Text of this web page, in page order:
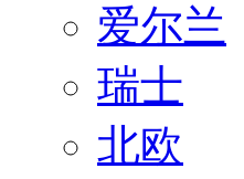
爱尔兰
瑞士
北欧